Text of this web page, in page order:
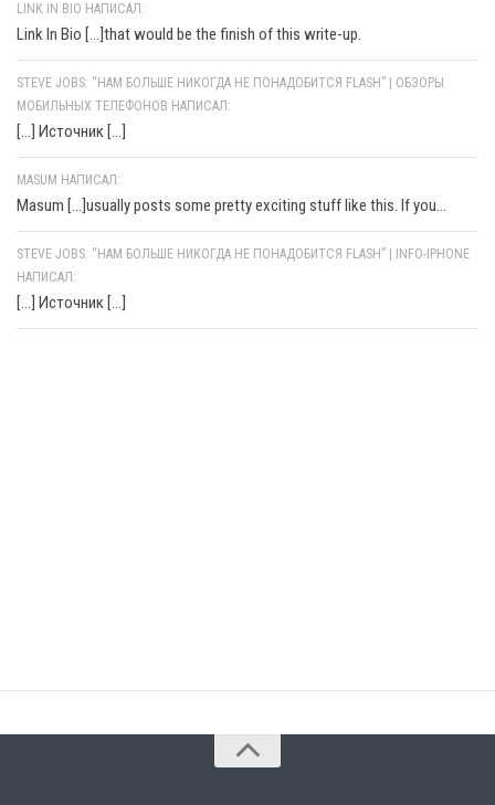
LINK IN BIO НАПИСАЛ:
Link In Bio [...]that would be the finish of this write-up.
STEVE JOBS: “НАМ БОЛЬШЕ НИКОГДА НЕ ПОНАДОБИТСЯ FLASH” | ОБЗОРЫ
МОБИЛЬНЫХ ТЕЛЕФОНОВ НАПИСАЛ:
[…] Источник […]
MASUM НАПИСАЛ:
Masum [...]usually posts some pretty exciting stuff like this. If you...
STEVE JOBS: “НАМ БОЛЬШЕ НИКОГДА НЕ ПОНАДОБИТСЯ FLASH” | INFO-IPHONE
НАПИСАЛ:
[…] Источник […]